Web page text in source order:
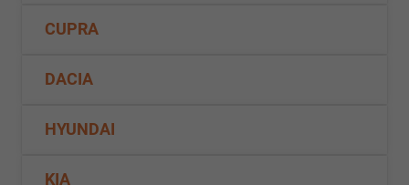
CUPRA
DACIA
HYUNDAI
KIA